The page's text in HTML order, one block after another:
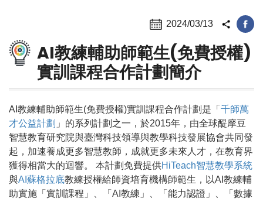
2024/03/13
AI教練輔助師範生(免費授權)
實訓課程合作計劃簡介
AI教練輔助師範生(免費授權)實訓課程合作計劃是「 千師萬
才公益計劃 」的系列計劃之一，於2015年，由全球醍摩豆
智慧教育研究院與臺灣科技領導與教學科技發展協會共同發
起，加速養成更多智慧教師，成就更多未來人才，在教育界
獲得相當大的迴響。 本計劃免費提供HiTeach智慧教學系統
與AI蘇格拉底教練授權給師資培育機構師範生，以AI教練輔
助實施「實訓課程」、「AI教練」、「能力認證」、「數據